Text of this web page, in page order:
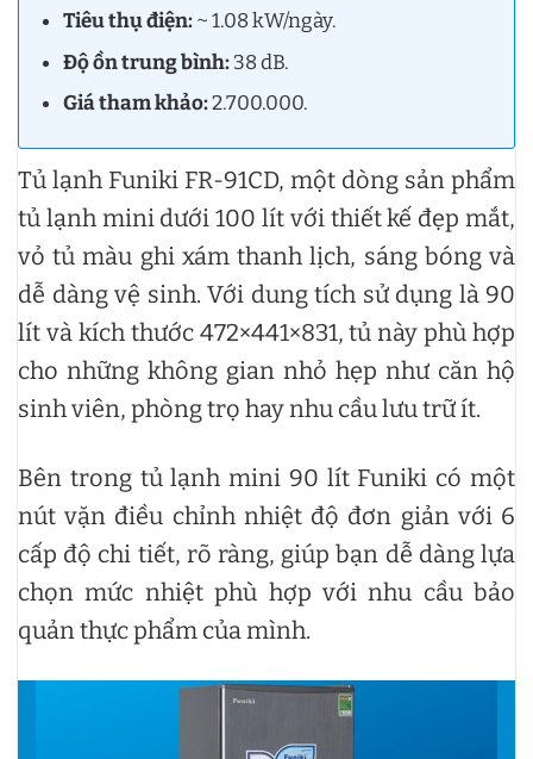
Tiêu thụ điện:~ 1.08 kW/ngày.
Độ ồn trung bình:38 dB.
Giá tham khảo:2.700.000.
Tủ lạnh Funiki FR-91CD, một dòng sản phẩm
tủ lạnh mini dưới 100 lít với thiết kế đẹp mắt,
vỏ tủ màu ghi xám thanh lịch, sáng bóng và
dễ dàng vệ sinh. Với dung tích sử dụng là 90
lít và kích thước 472×441×831, tủ này phù hợp
cho những không gian nhỏ hẹp như căn hộ
sinh viên, phòng trọ hay nhu cầu lưu trữ ít.
Bên trong tủ lạnh mini 90 lít Funiki có một
nút vặn điều chỉnh nhiệt độ đơn giản với 6
cấp độ chi tiết, rõ ràng, giúp bạn dễ dàng lựa
chọn mức nhiệt phù hợp với nhu cầu bảo
quản thực phẩm của mình.